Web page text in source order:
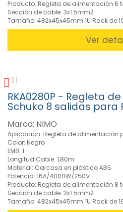
»
Informática
(161)
Material
Redes
(284)
»
Rollos
de
Cable
(175)
»
Telefonía
(37)
» TV
Producto: Regleta de alimentación 6
Sección de cable: 3x1.5mm2
Tamaño: 482x45x45mm 1U Rack de
Ver
RKA0280P - Regleta
Schuko 8 salidas para
Marca: NIMO
Aplicación: Regleta de alimentación
Color: Negro
EMB: 1
Longitud Cable: 1,80m.
Material: Carcasa en plástico ABS
Potencia: 16A/4000W/250V
Producto: Regleta de alimentación 8
Sección de cable: 3x1.5mm2
Tamaño: 482x45x45mm 1U Rack de